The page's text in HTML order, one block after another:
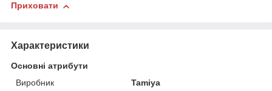
Приховати
Характеристики
Основні атрибути
Виробник
Tamiya